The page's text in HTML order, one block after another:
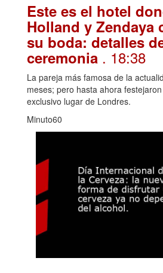
Este es el hotel
Holland y Zendaya
su boda: detalles
ceremonia . 18:38
La pareja más famosa de la
meses; pero hasta ahora
exclusivo lugar de Londres.
Minuto60